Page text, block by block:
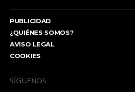
PUBLICIDAD
¿QUIÉNES SOMOS?
AVISO LEGAL
COOKIES
SÍGUENOS